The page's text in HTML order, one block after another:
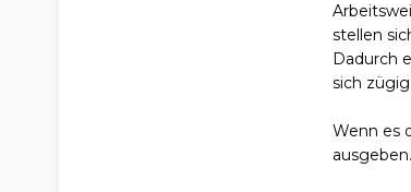
stellen
Dadurch
sich
Wenn es
ausgeben.